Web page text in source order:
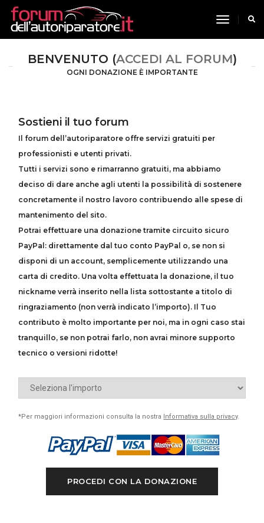
toggle
BENVENUTO (ACCEDI AL FORUM)
OGNI DONAZIONE È IMPORTANTE
Sostieni il tuo forum
Il forum dell’autoriparatore offre servizi gratuiti per
professionisti e utenti privati.
Tutti i servizi sono e rimarranno gratuiti, ma abbiamo
deciso di dare anche agli utenti la possibilità di sostenere
concretamente il nostro lavoro contribuendo alle spese di
mantenimento del sito.
Potrai effettuare una donazione tramite circuito sicuro
PayPal: direttamente dal tuo conto PayPal o, se non si
disponi di un account, semplicemente utilizzando una
carta di credito. Una volta effettuata la donazione, il tuo
nickname verrà inserito nella lista sottostante a titolo di
ringraziamento (non verrà indicato l’importo). Il Tuo
contributo è molto importante per noi, ma in ogni caso stai
tranquillo, se non potrai farlo, non avrai minore supporto
tecnico o versioni ridotte!
*Per maggiori informazioni consulta la nostra Informativa sulla privacy.
PROCEDI CON LA DONAZIONE